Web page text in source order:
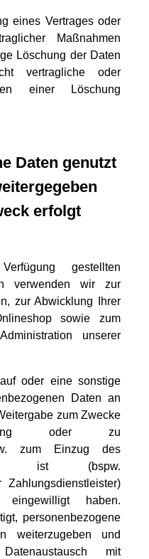
eines Vertrages oder
Maßnahmen
Löschung der Daten
vertragliche oder
einer Löschung
Daten genutzt
erfolgt
gestellten
verwenden wir zur
zur Abwicklung Ihrer
sowie zum
unserer
oder eine sonstige
Daten an
zum Zwecke
oder zu
zum Einzug des
ist (bspw.
Zahlungsdienstleister)
haben.
personenbezogene
weiterzugeben und
mit